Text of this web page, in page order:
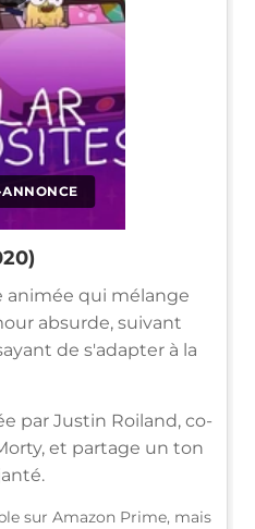
animée qui mélange
absurde, suivant
de s'adapter à la
par Justin Roiland, co-
et partage un ton
sur Amazon Prime, mais